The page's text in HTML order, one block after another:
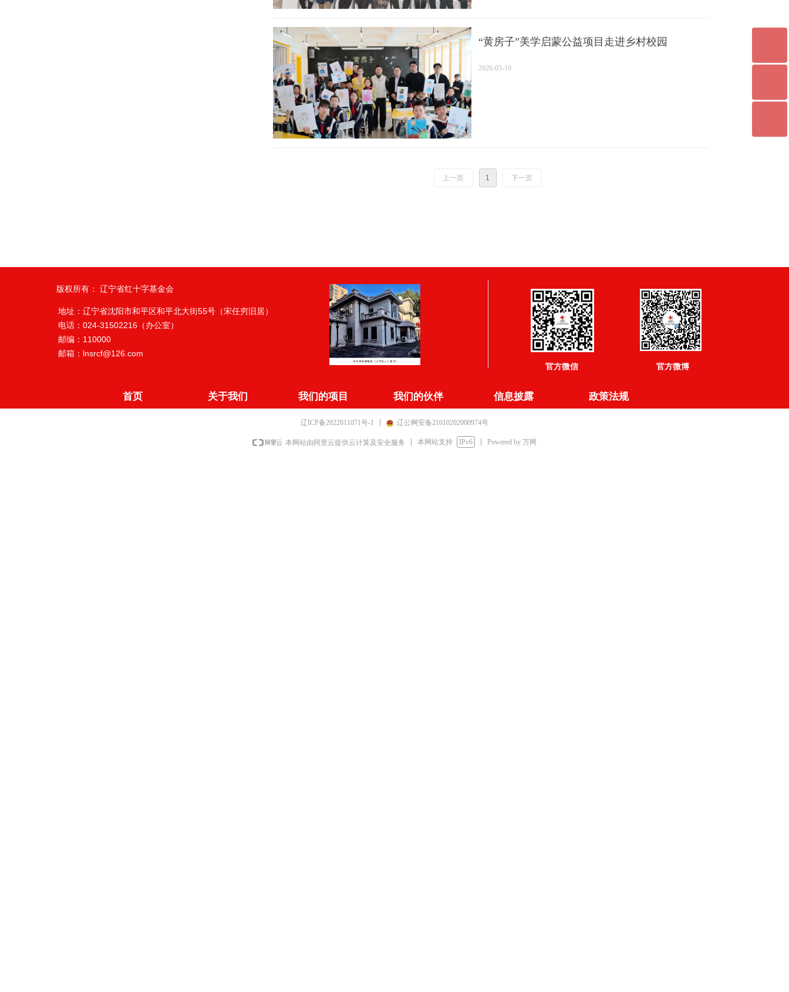
“黄房子”美学启蒙公益项目走进乡村校园
2026-03-19
上一页 1 下一页
版权所有： 辽宁省红十字基金会
地址：辽宁省沈阳市和平区和平北大街55号 （宋任穷旧居）
电话：024-31502216（办公室）
邮编：110000
邮箱： lnsrcf@126.com
首页 关于我们 我们的项目 我们的伙伴 信息披露 政策法规
官方微信 官方微博
辽ICP备2022011071号-1 辽公网安备21010202000974号
本网站由阿里云提供云计算及安全服务 本网站支持 IPv6 Powered by 万网